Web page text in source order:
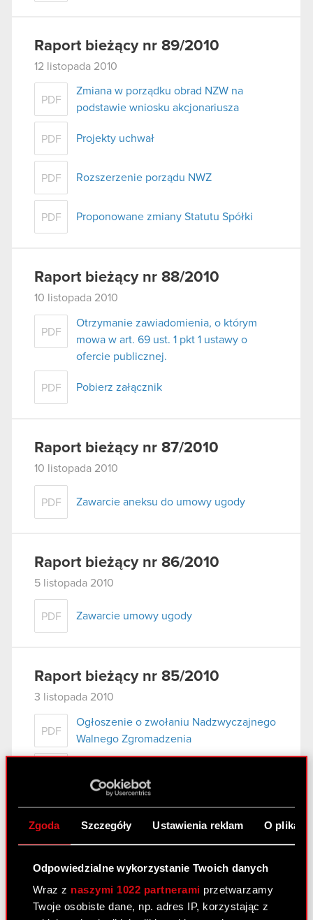
Zgoda Szczegóły Ustawienia reklam O
Odpowiedzialne wykorzystanie Twoich danych
Wraz z naszymi 1022 partnerami przetwarzamy
Twoje osobiste dane, np. adres IP, korzystając z
Raport bieżący nr 89/2010
12 listopada 2010
PDF
Zmiana w porządku obrad NZW na
podstawie wniosku akcjonariusza
PDF Projekty uchwał
PDF Rozszerzenie porządu NWZ
PDF Proponowane zmiany Statutu Spółki
Raport bieżący nr 88/2010
10 listopada 2010
PDF
Otrzymanie zawiadomienia, o którym
mowa w art. 69 ust. 1 pkt 1 ustawy o
ofercie publicznej.
PDF Pobierz załącznik
Raport bieżący nr 87/2010
10 listopada 2010
PDF Zawarcie aneksu do umowy ugody
Raport bieżący nr 86/2010
5 listopada 2010
PDF Zawarcie umowy ugody
Raport bieżący nr 85/2010
3 listopada 2010
PDF
Ogłoszenie o zwołaniu Nadzwyczajnego
Walnego Zgromadzenia
Raport bieżący nr 84/2010
PDF
Pierwsze zawiadomienie Akcjonariuszy o
zamiarze połączenia.